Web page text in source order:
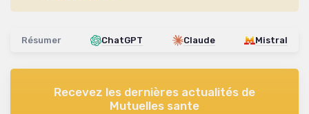
Résumer ChatGPT Claude Mistral
Recevez les dernières actualités de
Mutuelles sante